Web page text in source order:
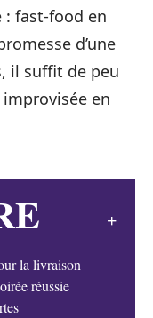
: fast-food en
d’une
il suffit de peu
en
la livraison
réussie